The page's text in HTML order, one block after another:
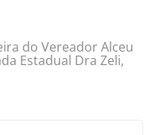
do Vereador Alceu
Estadual Dra Zeli,